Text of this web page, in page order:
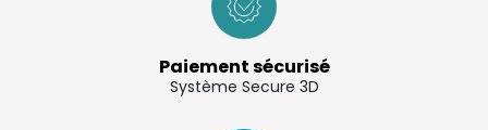
Paiement sécurisé
Système Secure 3D